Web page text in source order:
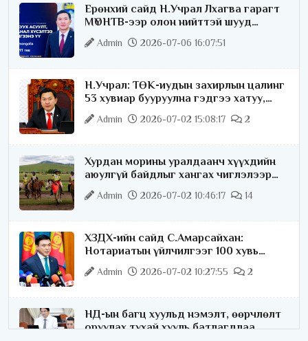
Ерөнхий сайд Н.Учрал Лхагва гарагт
МҮОНТВ-ээр олон нийттэй шууд
ярилцана
Admin 2026-07-06 16:07:51
Н.Учрал: ТӨК-иудын захирлын цалинг
53 хувиар бууруулна гэдгээ хатуу,
хариуцлагатайгаар хэлье
Admin 2026-07-02 15:08:17 2
Хурдан морины уралдаанч хүүхдийн
аюулгүй байдлыг хангах чиглэлээр
ажиллаж байна
Admin 2026-07-02 10:46:17 14
ХЗДХ-ийн сайд С.Амарсайхан:
Нотариатын үйлчилгээг 100 хувь
цахимжуулна
Admin 2026-07-02 10:27:55 2
НД-ын багц хуульд нэмэлт, өөрчлөлт
оруулах тухай хууль батлагдлаа